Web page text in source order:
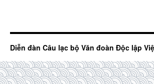
Diễn đàn Câu lạc bộ Văn đoàn Độc lập